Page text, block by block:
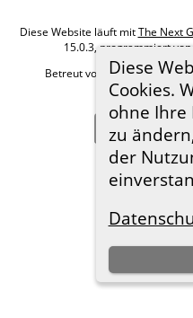
Diese
Cookies.
ohne Ihre
zu
der
Diese Website läuft mitThe Next
15.0.3, programmiert
Betreut von
Roland zu
Hier geht
Zur Desktop-